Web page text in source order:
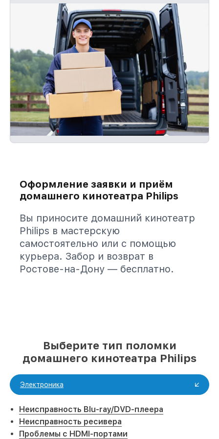
Оформление заявки и приём
домашнего кинотеатра Philips
Вы приносите домашний кинотеатр
Philips в мастерскую
самостоятельно или с помощью
курьера. Забор и возврат в
Ростове-на-Дону — бесплатно.
Выберите тип поломки
домашнего кинотеатра Philips
Электроника
Неисправность Blu-ray/DVD-плеера
Неисправность ресивера
Проблемы с HDMI-портами